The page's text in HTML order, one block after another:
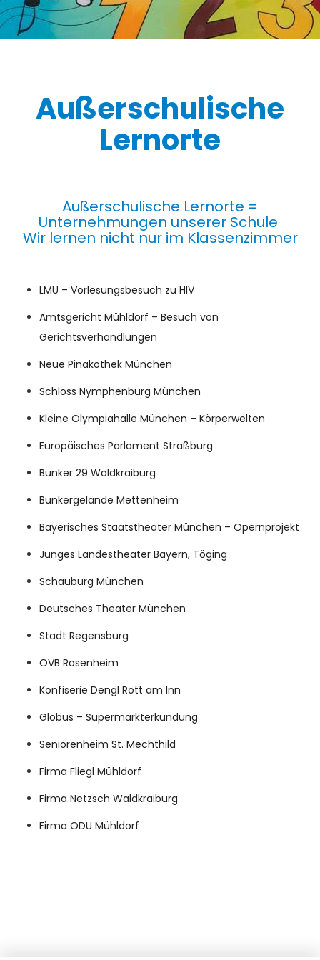
Außerschulische
Lernorte
Außerschulische Lernorte =
Unternehmungen unserer Schule
Wir lernen nicht nur im Klassenzimmer
LMU – Vorlesungsbesuch zu HIV
Amtsgericht Mühldorf – Besuch von
Gerichtsverhandlungen
Neue Pinakothek München
Schloss Nymphenburg München
Kleine Olympiahalle München – Körperwelten
Europäisches Parlament Straßburg
Bunker 29 Waldkraiburg
Bunkergelände Mettenheim
Bayerisches Staatstheater München – Opernprojekt
Junges Landestheater Bayern, Töging
Schauburg München
Deutsches Theater München
Stadt Regensburg
OVB Rosenheim
Konfiserie Dengl Rott am Inn
Globus – Supermarkterkundung
Seniorenheim St. Mechthild
Firma Fliegl Mühldorf
Firma Netzsch Waldkraiburg
Firma ODU Mühldorf